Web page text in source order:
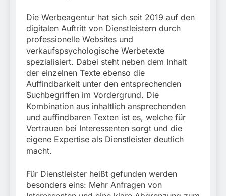
Die Werbeagentur hat sich seit 2019 auf den
digitalen Auftritt von Dienstleistern durch
professionelle Websites und
verkaufspsychologische Werbetexte
spezialisiert. Dabei steht neben dem Inhalt
der einzelnen Texte ebenso die
Auffindbarkeit unter den entsprechenden
Suchbegriffen im Vordergrund. Die
Kombination aus inhaltlich ansprechenden
und auffindbaren Texten ist es, welche für
Vertrauen bei Interessenten sorgt und die
eigene Expertise als Dienstleister deutlich
macht.
Für Dienstleister heißt gefunden werden
besonders eins: Mehr Anfragen von